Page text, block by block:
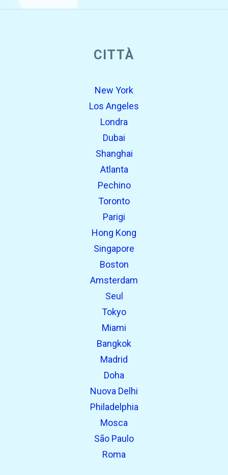
CITTÀ
New York
Los Angeles
Londra
Dubai
Shanghai
Atlanta
Pechino
Toronto
Parigi
Hong Kong
Singapore
Boston
Amsterdam
Seul
Tokyo
Miami
Bangkok
Madrid
Doha
Nuova Delhi
Philadelphia
Mosca
São Paulo
Roma